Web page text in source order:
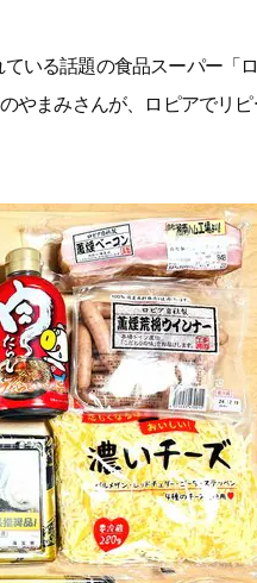
いる話題の食品スーパー「
やまみさんが、ロピアでリ